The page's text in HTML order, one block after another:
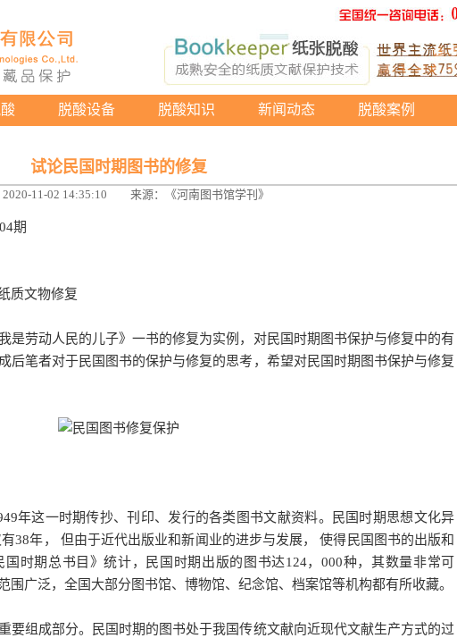
脱酸设备 脱酸知识 新闻动态 脱酸案例
试论民国时期图书的修复
2020-11-02 14:35:10 来源：《河南图书馆学刊》
期
质文物修复
是劳动人民的儿子》一书的修复为实例，对民国时期图书保护与修复中的有
后笔者对于民国图书的保护与修复的思考，希望对民国时期图书保护与修复
这一时期传抄、刊印、发行的各类图书文献资料。民国时期思想文化异
38年， 但由于近代出版业和新闻业的进步与发展， 使得民国图书的出版和
时期总书目》统计，民国时期出版的图书达124，000种，其数量非常可
围广泛，全国大部分图书馆、博物馆、纪念馆、档案馆等机构都有所收藏。
组成部分。民国时期的图书处于我国传统文献向近现代文献生产方式的过